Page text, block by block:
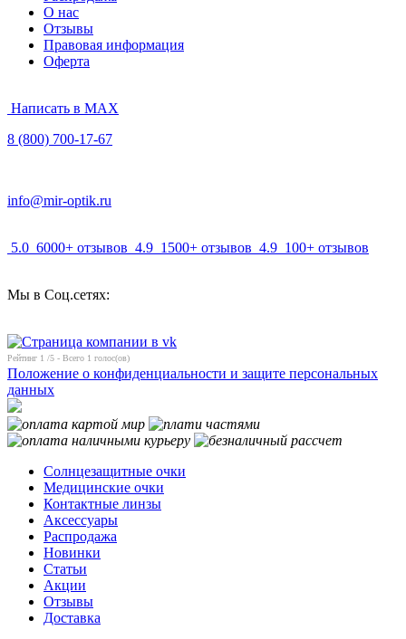
О нас
Отзывы
Правовая информация
Оферта
Написать в MAX
8 (800) 700-17-67
info@mir-optik.ru
5.0 6000+ отзывов 4.9 1500+ отзывов 4.9 100+ отзывов
Мы в Соц.сетях:
Рейтинг 1 /5 - Всего 1 голос(ов)
Положение о конфиденциальности и защите персональных
данных
Солнцезащитные очки
Медицинские очки
Контактные линзы
Аксессуары
Распродажа
Новинки
Статьи
Акции
Отзывы
Доставка